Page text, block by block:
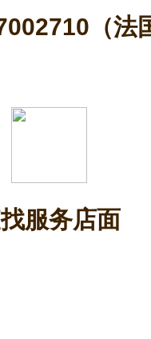
（法
服务店面